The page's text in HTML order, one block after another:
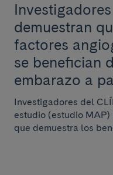
demuestran
factores
se benefician
embarazo a
Investigadores del
estudio (estudio
que demuestra los